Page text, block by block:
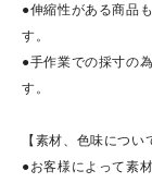
●伸縮性がある商品
す。
●手作業での採寸の
す。
【素材、色味につい
●お客様によって素